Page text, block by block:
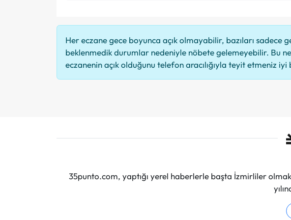
Her eczane gece boyunca açık olmayabilir, bazıları sadece
beklenmedik durumlar nedeniyle nöbete gelemeyebilir. Bu
eczanenin açık olduğunu telefon aracılığıyla teyit etmeniz
35punto.com, yaptığı yerel haberlerle başta İzmirliler